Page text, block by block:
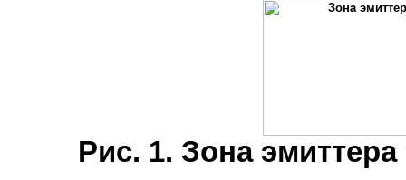
Рис. 1. Зона эмиттера